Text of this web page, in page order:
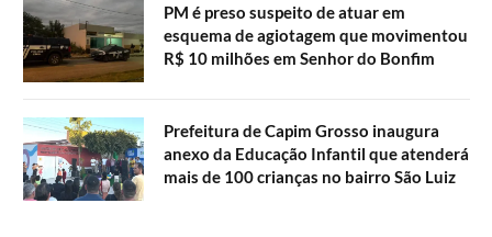
PM é preso suspeito de atuar em
esquema de agiotagem que movimentou
R$ 10 milhões em Senhor do Bonfim
Prefeitura de Capim Grosso inaugura
anexo da Educação Infantil que atenderá
mais de 100 crianças no bairro São Luiz